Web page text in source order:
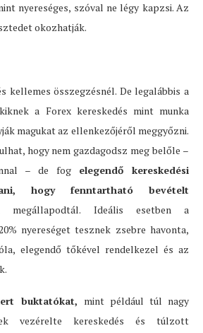
nyereséges, szóval ne légy kapzsi. Az
okozhatják.
kellemes összegzésnél. De legalábbis a
a Forex kereskedés mint munka
magukat az ellenkezőjéről meggyőzni.
hogy nem gazdagodsz meg belőle –
– de fog elegendő kereskedési
hogy fenntartható bevételt
megállapodtál. Ideális esetben a
nyereséget tesznek zsebre havonta,
elegendő tőkével rendelkezel és az
buktatókat, mint például túl nagy
vezérelte kereskedés és túlzott